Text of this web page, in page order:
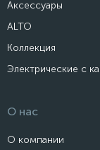
Аксессуары
ALTO
Коллекция
Электрические с
О нас
О компании